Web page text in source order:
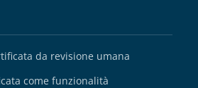
da revisione umana
come funzionalità